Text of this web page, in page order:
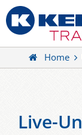
Home
Live-